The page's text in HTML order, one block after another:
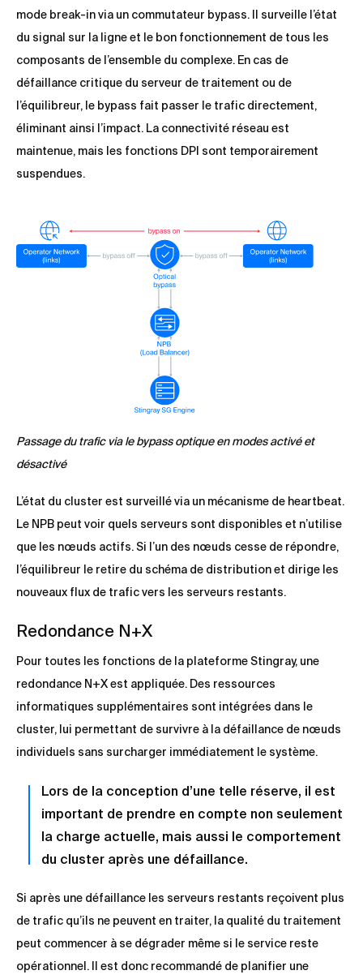
mode break-in via un commutateur bypass. Il surveille l’état
du signal sur la ligne et le bon fonctionnement de tous les
composants de l’ensemble du complexe. En cas de
défaillance critique du serveur de traitement ou de
l’équilibreur, le bypass fait passer le trafic directement,
éliminant ainsi l’impact. La connectivité réseau est
maintenue, mais les fonctions DPI sont temporairement
suspendues.
Passage du trafic via le bypass optique en modes activé et
désactivé
L’état du cluster est surveillé via un mécanisme de heartbeat.
Le NPB peut voir quels serveurs sont disponibles et n’utilise
que les nœuds actifs. Si l’un des nœuds cesse de répondre,
l’équilibreur le retire du schéma de distribution et dirige les
nouveaux flux de trafic vers les serveurs restants.
Redondance N+X
Pour toutes les fonctions de la plateforme Stingray, une
redondance N+X est appliquée. Des ressources
informatiques supplémentaires sont intégrées dans le
cluster, lui permettant de survivre à la défaillance de nœuds
individuels sans surcharger immédiatement le système.
Lors de la conception d’une telle réserve, il est
important de prendre en compte non seulement
la charge actuelle, mais aussi le comportement
du cluster après une défaillance.
Si après une défaillance les serveurs restants reçoivent plus
de trafic qu’ils ne peuvent en traiter, la qualité du traitement
peut commencer à se dégrader même si le service reste
opérationnel. Il est donc recommandé de planifier une